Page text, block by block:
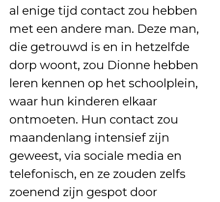
al enige tijd contact zou hebben
met een andere man. Deze man,
die getrouwd is en in hetzelfde
dorp woont, zou Dionne hebben
leren kennen op het schoolplein,
waar hun kinderen elkaar
ontmoeten. Hun contact zou
maandenlang intensief zijn
geweest, via sociale media en
telefonisch, en ze zouden zelfs
zoenend zijn gespot door